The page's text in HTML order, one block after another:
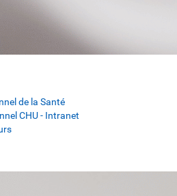
de la Santé
CHU - Intranet